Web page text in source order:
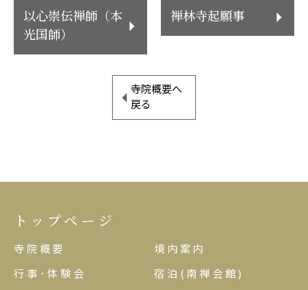
以心崇伝禅師（本
光国師）
禅林寺起願事
寺院概要へ
戻る
トップページ
寺院概要
境内案内
行事･体験会
宿泊(南禅会館)